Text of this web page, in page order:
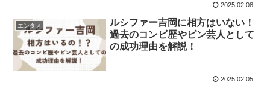
2025.02.08
エンタメ
ルシファー吉岡に相方はいない！
過去のコンビ歴やピン芸人として
の成功理由を解説！
2025.02.05